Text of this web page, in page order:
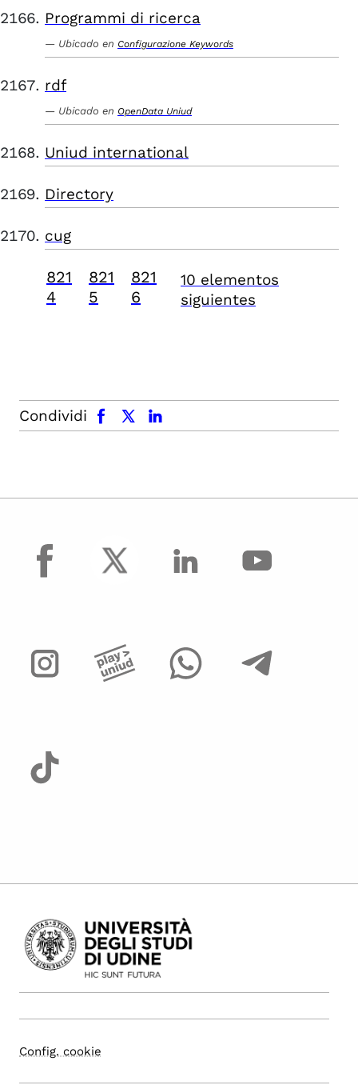
Programmi di ricerca
Ubicado en Configurazione Keywords
rdf
Ubicado en OpenData Uniud
Uniud international
Directory
cug
821
4
821
5
821
6
10 elementos
siguientes
Condividi
facebook x.com linkedin
facebook
Config. cookie